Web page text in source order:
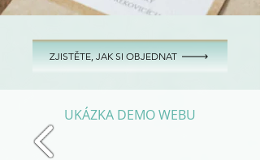
ZJISTĚTE, JAK SI OBJEDNAT
UKÁZKA DEMO WEBU